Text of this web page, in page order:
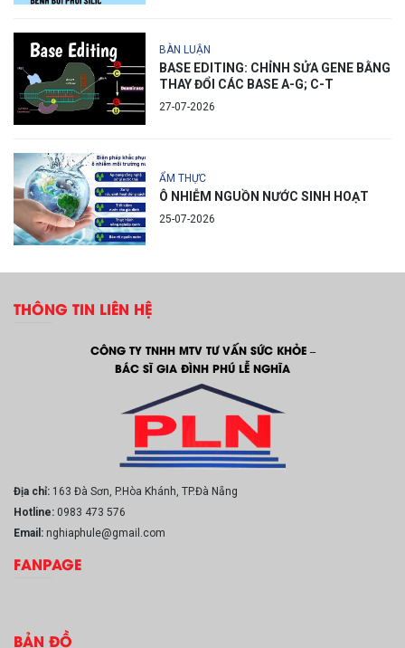
BÀN LUẬN
BASE EDITING: CHỈNH SỬA GENE BẰNG
THAY ĐỔI CÁC BASE A-G; C-T
27-07-2026
ẨM THỰC
Ô NHIỄM NGUỒN NƯỚC SINH HOẠT
25-07-2026
THÔNG TIN LIÊN HỆ
CÔNG TY TNHH MTV TƯ VẤN SỨC KHỎE –
BÁC SĨ GIA ĐÌNH PHÚ LỄ NGHĨA
Địa chỉ: 163 Đà Sơn, P.Hòa Khánh, TP.Đà Nẵng
Hotline: 0983 473 576
Email: nghiaphule@gmail.com
FANPAGE
BẢN ĐỒ